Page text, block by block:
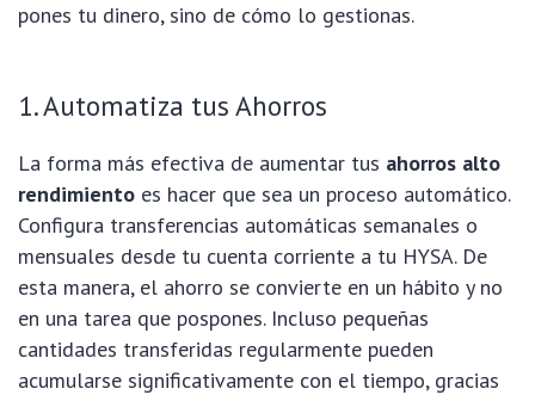
pones tu dinero, sino de cómo lo gestionas.
1. Automatiza tus Ahorros
La forma más efectiva de aumentar tus ahorros alto
rendimiento es hacer que sea un proceso automático.
Configura transferencias automáticas semanales o
mensuales desde tu cuenta corriente a tu HYSA. De
esta manera, el ahorro se convierte en un hábito y no
en una tarea que pospones. Incluso pequeñas
cantidades transferidas regularmente pueden
acumularse significativamente con el tiempo, gracias